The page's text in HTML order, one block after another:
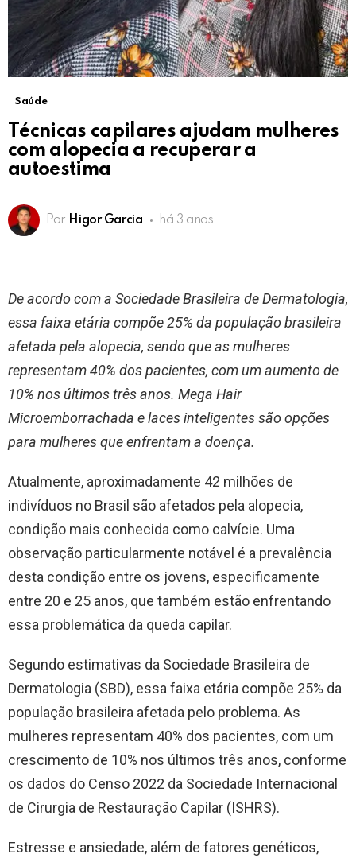
Saúde
Técnicas capilares ajudam mulheres
com alopecia a recuperar a
autoestima
Por Higor Garcia há 3 anos
De acordo com a Sociedade Brasileira de Dermatologia,
essa faixa etária compõe 25% da população brasileira
afetada pela alopecia, sendo que as mulheres
representam 40% dos pacientes, com um aumento de
10% nos últimos três anos. Mega Hair
Microemborrachada e laces inteligentes são opções
para mulheres que enfrentam a doença.
Atualmente, aproximadamente 42 milhões de
indivíduos no Brasil são afetados pela alopecia,
condição mais conhecida como calvície. Uma
observação particularmente notável é a prevalência
desta condição entre os jovens, especificamente
entre 20 e 25 anos, que também estão enfrentando
essa problemática da queda capilar.
Segundo estimativas da Sociedade Brasileira de
Dermatologia (SBD), essa faixa etária compõe 25% da
população brasileira afetada pelo problema. As
mulheres representam 40% dos pacientes, com um
crescimento de 10% nos últimos três anos, conforme
os dados do Censo 2022 da Sociedade Internacional
de Cirurgia de Restauração Capilar (ISHRS).
Estresse e ansiedade, além de fatores genéticos,